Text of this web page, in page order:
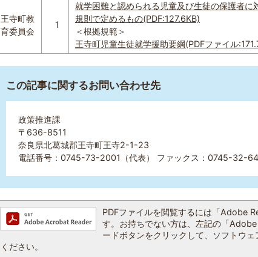
王寺町教
育委員会
1
就学困難と認められる児童及び生徒の保護者
規則で定めるもの(PDF:127.6KB)
＜根拠規範＞
王寺町児童生徒就学援助要綱(PDFファイル
この記事に関するお問い合わせ先
政策推進課
〒636-8511
奈良県北葛城郡王寺町王寺2-1-23
電話番号：0745-73-2001（代表） ファックス：0745-32-
PDFファイルを閲覧するには「Adobe
す。お持ちでない方は、左記の「
ードボタンをクリックして、ソフトウ
ください。